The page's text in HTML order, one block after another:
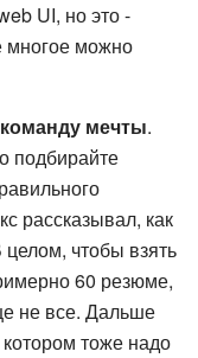
UI, но это -
многое можно
мечты.
подбирайте
рассказывал, как
чтобы взять
60 резюме,
не все. Дальше
котором тоже надо